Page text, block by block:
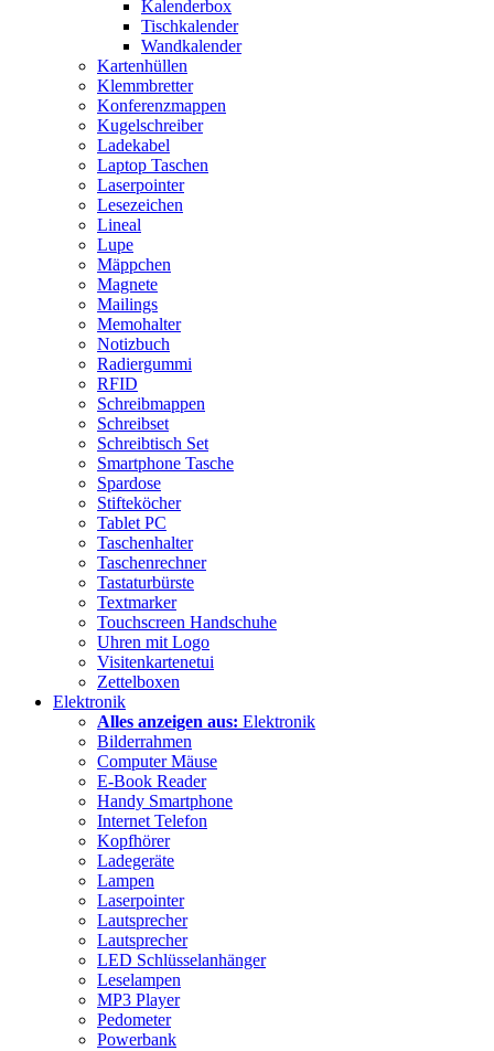
Kalenderbox
Tischkalender
Wandkalender
Kartenhüllen
Klemmbretter
Konferenzmappen
Kugelschreiber
Ladekabel
Laptop Taschen
Laserpointer
Lesezeichen
Lineal
Lupe
Mäppchen
Magnete
Mailings
Memohalter
Notizbuch
Radiergummi
RFID
Schreibmappen
Schreibset
Schreibtisch Set
Smartphone Tasche
Spardose
Stifteköcher
Tablet PC
Taschenhalter
Taschenrechner
Tastaturbürste
Textmarker
Touchscreen Handschuhe
Uhren mit Logo
Visitenkartenetui
Zettelboxen
Elektronik
Alles anzeigen aus: Elektronik
Bilderrahmen
Computer Mäuse
E-Book Reader
Handy Smartphone
Internet Telefon
Kopfhörer
Ladegeräte
Lampen
Laserpointer
Lautsprecher
Lautsprecher
LED Schlüsselanhänger
Leselampen
MP3 Player
Pedometer
Powerbank